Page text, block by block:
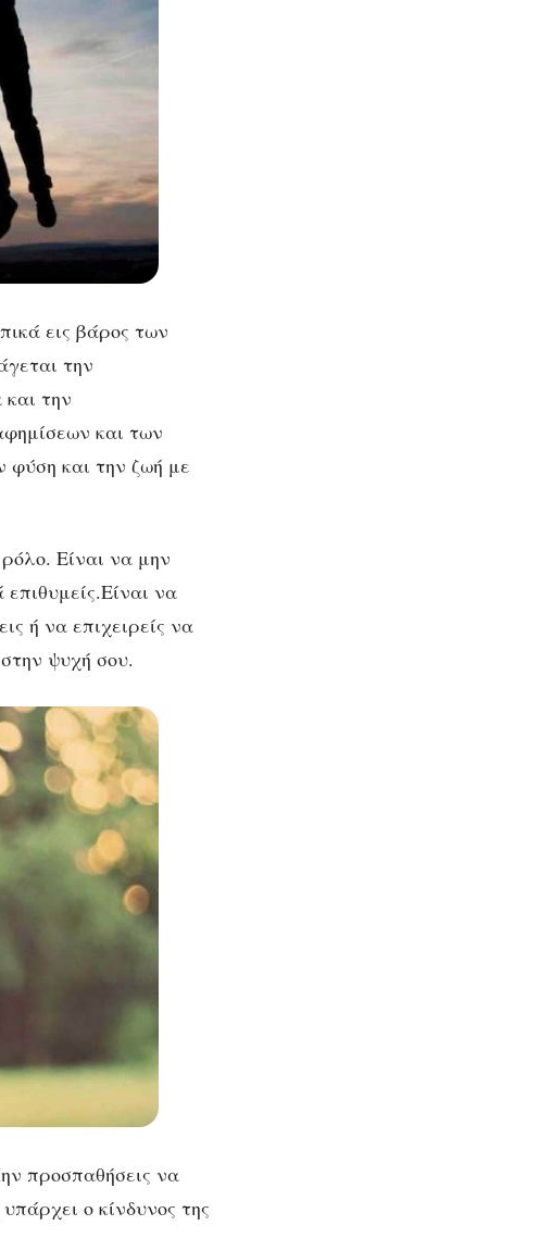
εις βάρος των
την
την
και των
φύση και την ζωή με
Είναι να μην
να
ή να επιχειρείς να
ψυχή σου.
προσπαθήσεις να
ο κίνδυνος της